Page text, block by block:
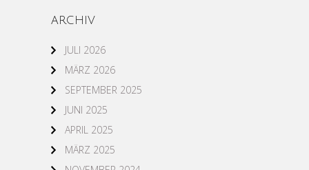
ARCHIV
JULI 2026
MÄRZ 2026
SEPTEMBER 2025
JUNI 2025
APRIL 2025
MÄRZ 2025